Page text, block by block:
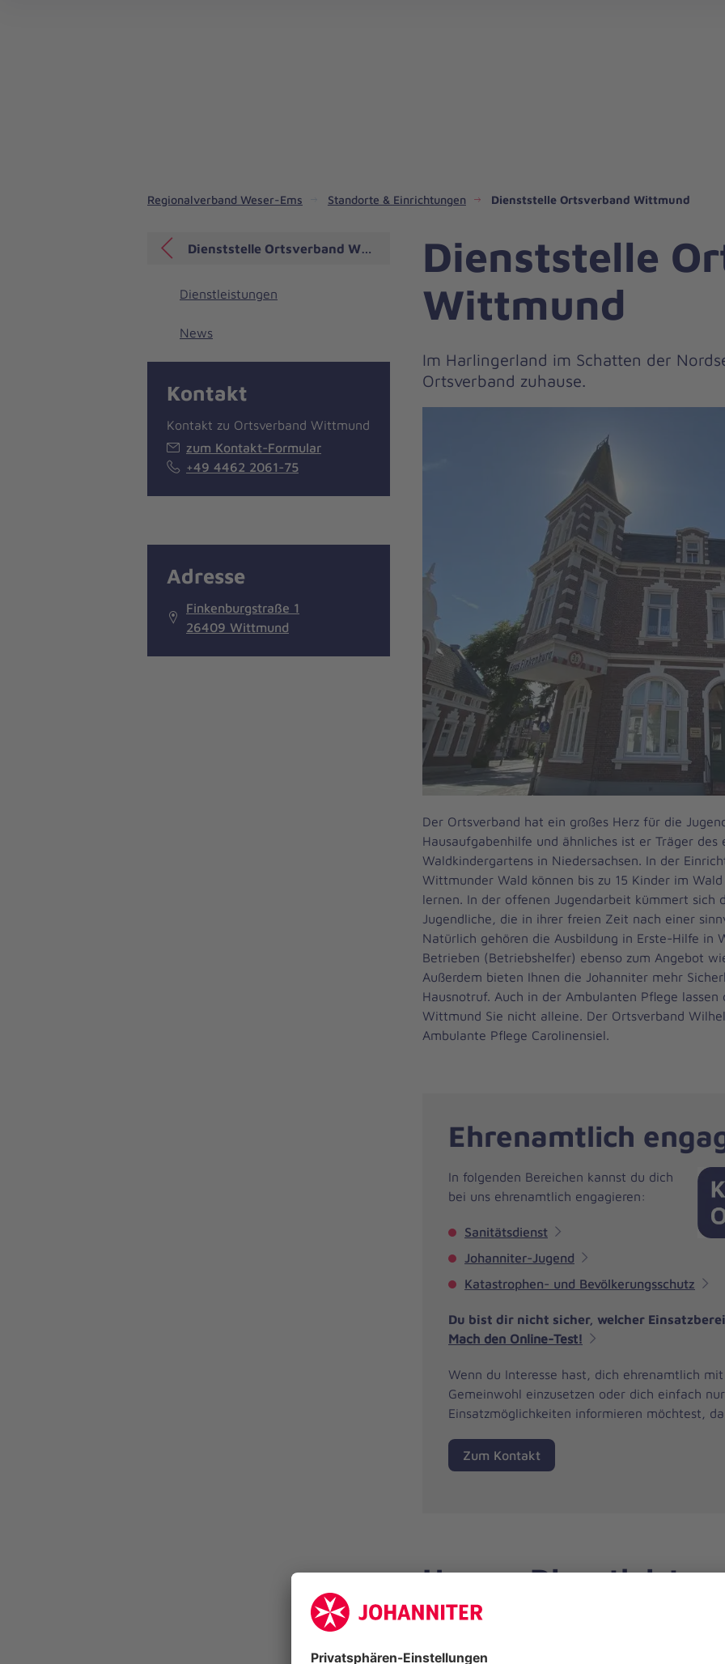
Regionalverband Weser-Ems Standorte & Einrichtungen Dienststelle Ortsverband Wittmund
Dienststelle
Wittmund
Im Harlingerland im Schatten der
Ortsverband zuhause.
Der Ortsverband hat ein großes Herz für die
Hausaufgabenhilfe und ähnliches ist er Träger
Waldkindergartens in Niedersachsen. In der
Wittmunder Wald können bis zu 15 Kinder im
lernen. In der offenen Jugendarbeit kümmert sich
Jugendliche, die in ihrer freien Zeit nach einer
Natürlich gehören die Ausbildung in Erste-Hilfe in
Betrieben (Betriebshelfer) ebenso zum Angebot
Außerdem bieten Ihnen die Johanniter mehr
Hausnotruf. Auch in der Ambulanten Pflege
Wittmund Sie nicht alleine. Der Ortsverband
Ambulante Pflege Carolinensiel.
Ehrenamtlich
In folgenden Bereichen kannst du dich
bei uns ehrenamtlich engagieren:
Sanitätsdienst
Johanniter-Jugend
Katastrophen- und Bevölkerungsschutz
Du bist dir nicht sicher, welcher
Mach den Online-Test!
Wenn du Interesse hast, dich ehrenamtlich
Gemeinwohl einzusetzen oder dich einfach
Einsatzmöglichkeiten informieren möchtest,
Zum Kontakt
Unsere
Dienststelle Ortsverband Wittmund
Dienstleistungen
News
Kontakt
Kontakt zu Ortsverband Wittmund
zum Kontakt-Formular
+49 4462 2061-75
Adresse
Finkenburgstraße 1
26409 Wittmund